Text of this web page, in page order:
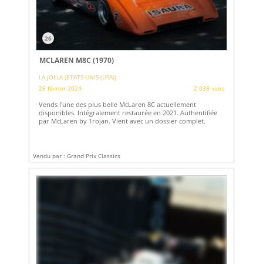
26
MCLAREN M8C (1970)
LA JOLLA (ETATS-UNIS (USA))
26 février 2024
2 038 vues
Vends l'une des plus belle McLaren 8C actuellement
disponibles. Intégralement restaurée en 2021. Authentifiée
par McLaren by Trojan. Vient avec un dossier complet.
Vendu par : Grand Prix Classics